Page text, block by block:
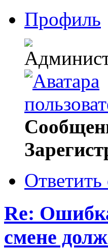
Профиль
Ответить
Re:
смене